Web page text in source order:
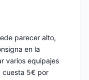
parecer alto,
en la
varios equipajes
cuesta 5€ por